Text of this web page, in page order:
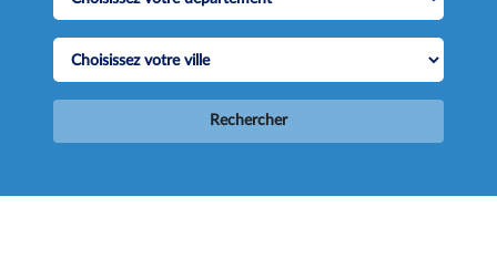
Rechercher